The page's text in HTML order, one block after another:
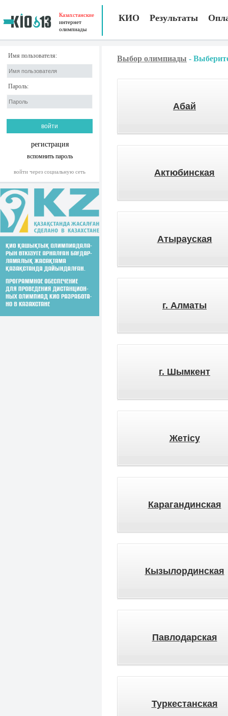
Казахстанские
интернет
олимпиады
КИО Результаты
Имя пользователя:
Пароль:
регистрация
вспомнить пароль
войти через социальную сеть
Выбор олимпиады -
Абай
Актюбинская
Атырауская
г. Алматы
г. Шымкент
Жетісу
Карагандинская
Кызылординская
Павлодарская
Туркестанская